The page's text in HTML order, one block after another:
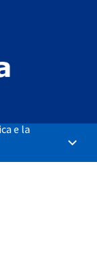
e la
Main